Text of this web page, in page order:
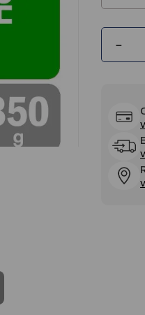
－